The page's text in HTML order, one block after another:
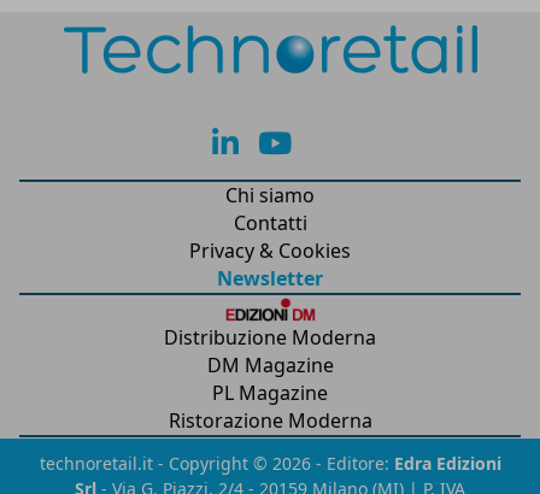
lk yt
Chi siamo
Contatti
Privacy & Cookies
Newsletter
Distribuzione Moderna
DM Magazine
PL Magazine
Ristorazione Moderna
technoretail.it - Copyright © 2026 - Editore: Edra Edizioni
Srl - Via G. Piazzi, 2/4 - 20159 Milano (MI) | P. IVA